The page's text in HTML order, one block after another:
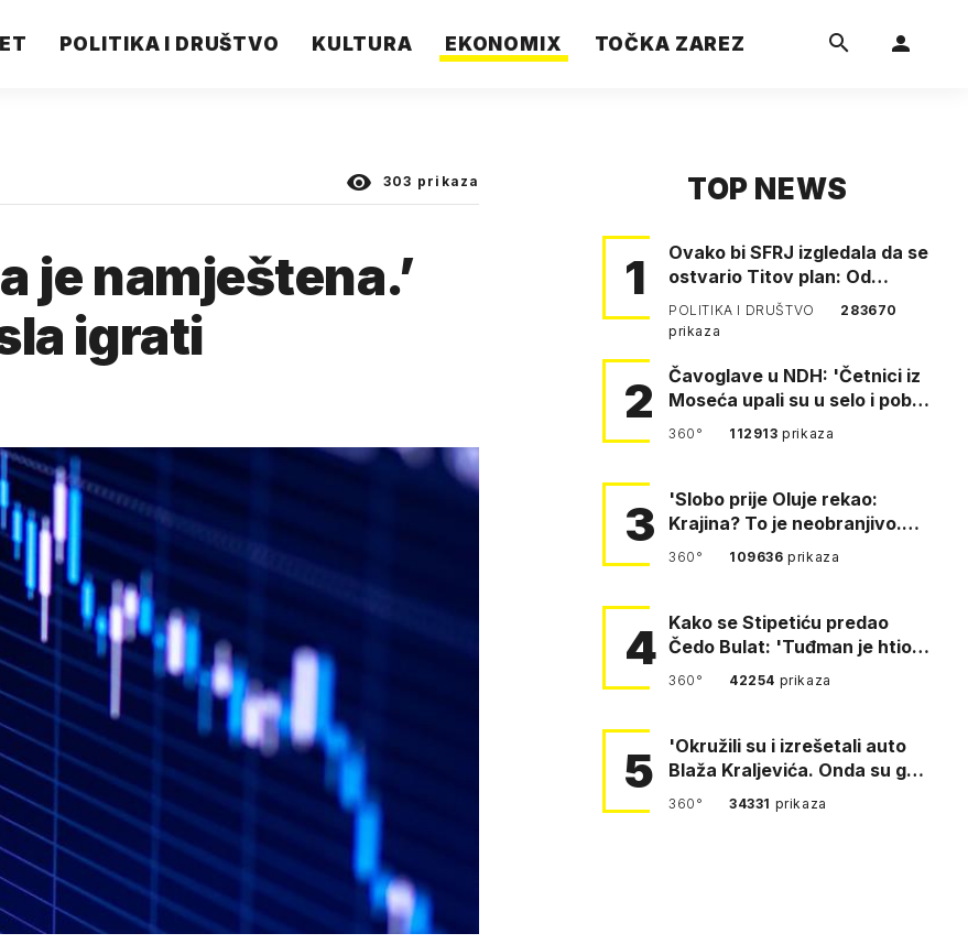
POLITIKA I DRUŠTVO KULTURA EKONOMIX TOČKA ZAREZ
303 prikaza
je namještena.’
igrati
TOP NEWS
1
Ovako bi SFRJ izgledala da se
ostvario Titov plan: Od
Klagenfurta do Istanbula!
POLITIKA I DRUŠTVO
283670
prikaza
2
Čavoglave u NDH: 'Četnici iz
Moseća upali su u selo i pobili
obitelj Perković'
360° 112913prikaza
3
'Slobo prije Oluje rekao:
Krajina? To je neobranjivo.
Tuđmana zvao Krivousti'
360° 109636prikaza
4 Kako se Stipetiću predao
Čedo Bulat: 'Tuđman je htio
da se prerušim u ženu'
360° 42254 prikaza
5
'Okružili su i izrešetali auto
Blaža Kraljevića. Onda su ga
vukli po cesti'
360° 34331 prikaza